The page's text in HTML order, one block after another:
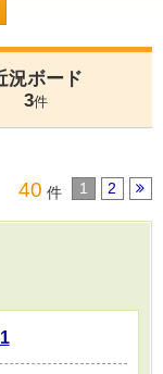
況ボード
3件
40 件 1 2